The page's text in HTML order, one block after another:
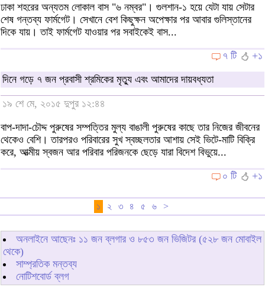
ঢাকা শহরের অন্যতম লোকাল বাস "৬ নম্বর"। গুলশান-১ হয়ে যেটা যায় সেটার
শেষ গন্তব্য ফার্মগেট। সেখানে বেশ কিছুক্ষন অপেক্ষার পর আবার গুলিস্তানের
দিকে যায়। তাই ফার্মগেট যাওয়ার পর সবাইকেই বাস...
৭ টি
+১
দিনে গড়ে ৭ জন প্রবাসী শ্রমিকের মৃত্যু এবং আমাদের দায়বধ্যতা
১৯ শে মে, ২০১৫ দুপুর ১২:৪৪
বাপ-দাদা-চৌদ্দ পুরুষের সম্পত্তির মুল্য বাঙালী পুরুষের কাছে তার নিজের জীবনের
থেকেও বেশি। তারপরও পরিবারের সুখ স্বচ্ছলতার আশায় সেই ভিটে-মাটি বিক্রি
করে, আত্মীয় স্বজন আর পরিবার পরিজনকে ছেড়ে যারা বিদেশ বিভুয়ে...
০ টি
+১
১ ২ ৩ ৪ ৫ ৬ >
অনলাইনে আছেনঃ ১১ জন ব্লগার ও ৮৫৩ জন ভিজিটর (৫২৮ জন মোবাইল
থেকে)
সাম্প্রতিক মন্তব্য
নোটিশবোর্ড ব্লগ